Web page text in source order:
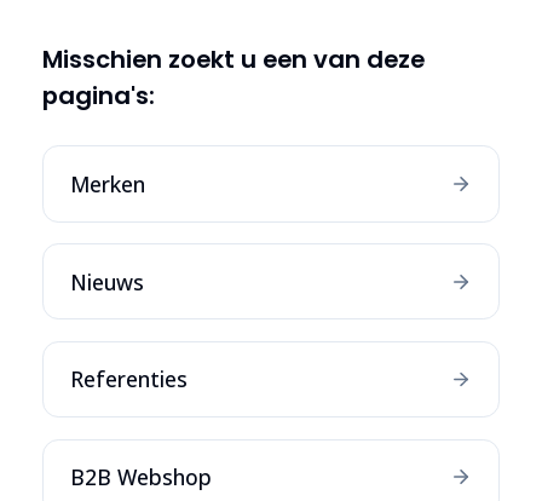
Misschien zoekt u een van deze
pagina's:
Merken
Nieuws
Referenties
B2B Webshop